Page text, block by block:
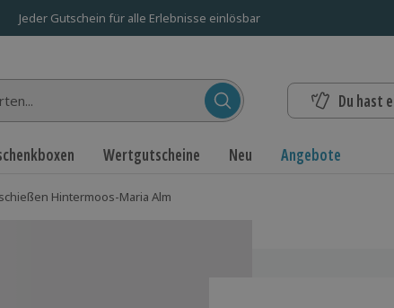
Jeder Gutschein für alle Erlebnisse einlösbar
Du hast
Wertgutscheine Neu Angebote
Hintermoos-Maria Alm